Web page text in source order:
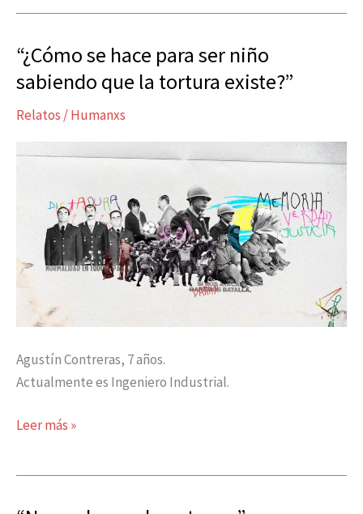
“¿Cómo se hace para ser niño
sabiendo que la tortura existe?”
Relatos /Humanxs
Agustín Contreras, 7 años.
Actualmente es Ingeniero Industrial.
“¿Cómo
se
para
tortura
existe?”
Leer más »